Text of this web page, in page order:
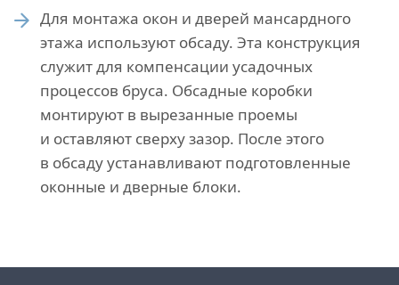
Для монтажа окон и дверей мансардного
этажа используют обсаду. Эта конструкция
служит для компенсации усадочных
процессов бруса. Обсадные коробки
монтируют в вырезанные проемы
и оставляют сверху зазор. После этого
в обсаду устанавливают подготовленные
оконные и дверные блоки.